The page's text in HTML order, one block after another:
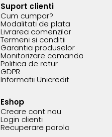
Suport clienti
Cum cumpar?
Modalitati de plata
Livrarea comenzilor
Termeni si conditii
Garantia produselor
Monitorizare comanda
Politica de retur
GDPR
Informatii Unicredit
Eshop
Creare cont nou
Login clienti
Recuperare parola